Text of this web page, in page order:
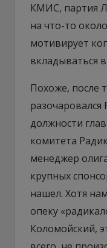
КМИС, партия
на что-то
мотивирует
вкладываться
Похоже, после
разочаровался
должности
комитета
менеджер
крупных
нашел. Хотя
опеку
Коломойский,